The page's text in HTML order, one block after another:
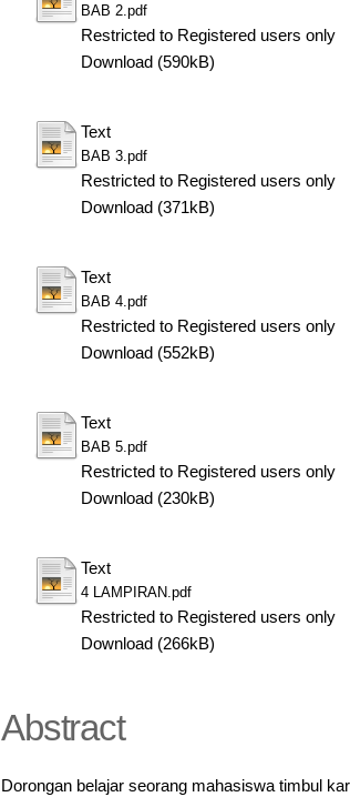
BAB 2.pdf
Restricted to Registered users only
Download (590kB)
Text
BAB 3.pdf
Restricted to Registered users only
Download (371kB)
Text
BAB 4.pdf
Restricted to Registered users only
Download (552kB)
Text
BAB 5.pdf
Restricted to Registered users only
Download (230kB)
Text
4 LAMPIRAN.pdf
Restricted to Registered users only
Download (266kB)
Abstract
Dorongan belajar seorang mahasiswa timbul